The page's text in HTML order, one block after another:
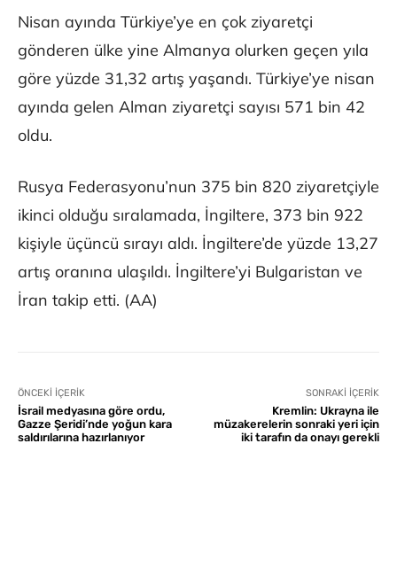
Nisan ayında Türkiye’ye en çok ziyaretçi
gönderen ülke yine Almanya olurken geçen yıla
göre yüzde 31,32 artış yaşandı. Türkiye’ye nisan
ayında gelen Alman ziyaretçi sayısı 571 bin 42
oldu.
Rusya Federasyonu’nun 375 bin 820 ziyaretçiyle
ikinci olduğu sıralamada, İngiltere, 373 bin 922
kişiyle üçüncü sırayı aldı. İngiltere’de yüzde 13,27
artış oranına ulaşıldı. İngiltere’yi Bulgaristan ve
İran takip etti. (AA)
ÖNCEKI İÇERIK
İsrail medyasına göre ordu,
Gazze Şeridi’nde yoğun kara
saldırılarına hazırlanıyor
SONRAKI İÇERIK
Kremlin: Ukrayna ile
müzakerelerin sonraki yeri için
iki tarafın da onayı gerekli